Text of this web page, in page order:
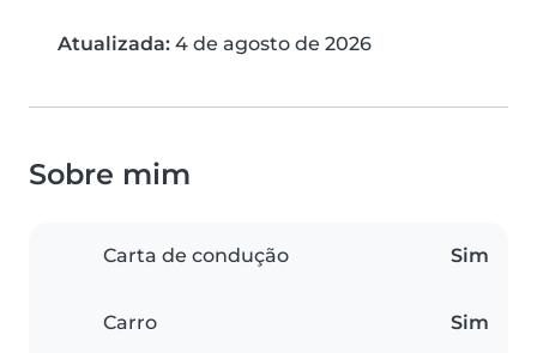
Atualizada: 4 de agosto de 2026
Sobre mim
Carta de condução Sim
Carro Sim